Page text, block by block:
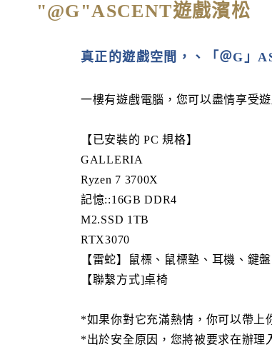
"@G"ASCENT遊戲濱松
真正的遊戲空間，、「＠G」
一樓有遊戲電腦，您可以盡情享受
【已安裝的 PC 規格】
GALLERIA
Ryzen 7 3700X
記憶::16GB DDR4
M2.SSD 1TB
RTX3070
【雷蛇】鼠標、鼠標墊、耳機、鍵盤
【聯繫方式]桌椅
*如果你對它充滿熱情，你可以帶上
*出於安全原因，您將被要求在辦理